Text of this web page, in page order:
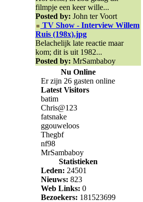
filmpje een keer wille...
Posted by: John ter Voort
TV Show - Interview Willem
Ruis (198x).jpg
Belachelijk late reactie maar
kom; dit is uit 1982...
Posted by: MrSambaboy
Nu Online
Er zijn 26 gasten online
Latest Visitors
batim
Chris@123
fatsnake
ggouweloos
Thegbf
nf98
MrSambaboy
Statistieken
Leden: 24501
Nieuws: 823
Web Links: 0
Bezoekers: 181523699